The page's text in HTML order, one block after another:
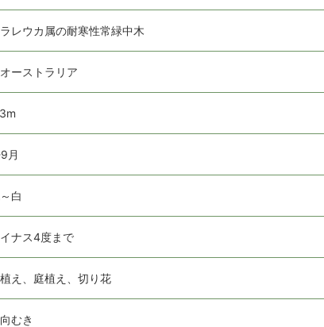
ラレウカ属の耐寒性常緑中木
ーストラリア
月
白
ナス4度まで
え、庭植え、切り花
むき